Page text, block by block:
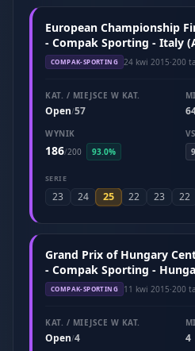
European Championship
- Compak Sporting - Italy
COMPAK-SPORTING 24 kwi 2015·200
KAT. / MIEJSCE W KAT.
Open/57
WYNIK
186/200 93.0%
SERIE
23 24 25 22 23 22
Grand Prix of Hungary
- Compak Sporting -
COMPAK-SPORTING 11 kwi 2015·200
KAT. / MIEJSCE W KAT.
Open/4 4